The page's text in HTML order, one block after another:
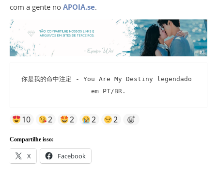
com a gente no APOIA.se.
你是我的命中注定 - You Are My Destiny legendado
em PT/BR.
10 2 2 2 2
Compartilhe isso:
X Facebook